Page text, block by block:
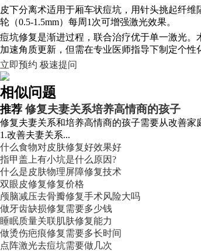
皮下分离术适用于厢车状痘坑，用针头挑起纤
轮（0.5-1.5mm）每周1次可增强激光效果。
痘坑修复是渐进过程，联合治疗优于单一激光。
加速角质更新，但需在专业医师指导下制定个性
立即预约 极速提问
相似问题
推荐 修复夫妻关系培养高情商的孩子
修复夫妻关系和培养高情商的孩子需要从改善
1.改善夫妻关系...
什么食物对皮肤修复好效果好
指甲盖上有小坑是什么原因?
什么是皮肤物理屏障修复技术
双眼皮修复修复价格
颅脑减压去骨瓣修复手术风险大吗
做牙齿缺损修复需要多少钱
睡眠质量关联肌肤修复能力
做烫伤疤痕修复需要多长时间
点阵激光去痘坑需要做几次